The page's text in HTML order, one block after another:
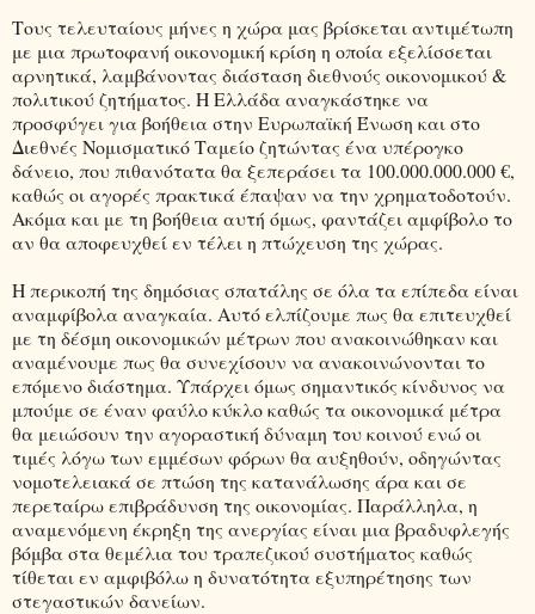
Τους τελευταίους μήνες η χώρα μας βρίσκεται αντιμέτωπη
με μια πρωτοφανή οικονομική κρίση η οποία εξελίσσεται
αρνητικά, λαμβάνοντας διάσταση διεθνούς οικονομικού &
πολιτικού ζητήματος. Η Ελλάδα αναγκάστηκε να
προσφύγει για βοήθεια στην Ευρωπαϊκή Ένωση και στο
Διεθνές Νομισματικό Ταμείο ζητώντας ένα υπέρογκο
δάνειο, που πιθανότατα θα ξεπεράσει τα 100.000.000.000 €,
καθώς οι αγορές πρακτικά έπαψαν να την χρηματοδοτούν.
Ακόμα και με τη βοήθεια αυτή όμως, φαντάζει αμφίβολο το
αν θα αποφευχθεί εν τέλει η πτώχευση της χώρας.
Η περικοπή της δημόσιας σπατάλης σε όλα τα επίπεδα είναι
αναμφίβολα αναγκαία. Αυτό ελπίζουμε πως θα επιτευχθεί
με τη δέσμη οικονομικών μέτρων που ανακοινώθηκαν και
αναμένουμε πως θα συνεχίσουν να ανακοινώνονται το
επόμενο διάστημα. Υπάρχει όμως σημαντικός κίνδυνος να
μπούμε σε έναν φαύλο κύκλο καθώς τα οικονομικά μέτρα
θα μειώσουν την αγοραστική δύναμη του κοινού ενώ οι
τιμές λόγω των εμμέσων φόρων θα αυξηθούν, οδηγώντας
νομοτελειακά σε πτώση της κατανάλωσης άρα και σε
περεταίρω επιβράδυνση της οικονομίας. Παράλληλα, η
αναμενόμενη έκρηξη της ανεργίας είναι μια βραδυφλεγής
βόμβα στα θεμέλια του τραπεζικού συστήματος καθώς
τίθεται εν αμφιβόλω η δυνατότητα εξυπηρέτησης των
στεγαστικών δανείων.